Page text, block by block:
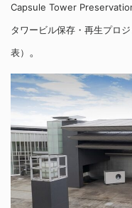
Capsule Tower
タワービル保存・再生プロ
表）
。